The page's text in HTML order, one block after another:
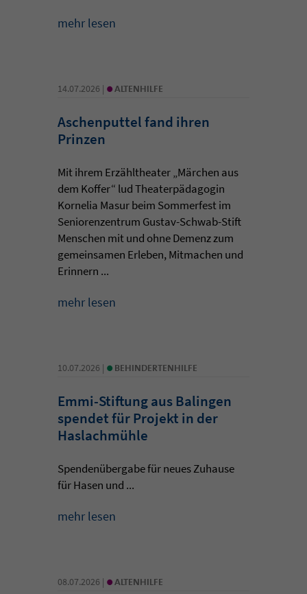
mehr lesen
14.07.2026 | • ALTENHILFE
Aschenputtel fand ihren
Prinzen
Mit ihrem Erzähltheater „Märchen aus
dem Koffer“ lud Theaterpädagogin
Kornelia Masur beim Sommerfest im
Seniorenzentrum Gustav-Schwab-Stift
Menschen mit und ohne Demenz zum
gemeinsamen Erleben, Mitmachen und
Erinnern ...
mehr lesen
10.07.2026 | • BEHINDERTENHILFE
Emmi-Stiftung aus Balingen
spendet für Projekt in der
Haslachmühle
Spendenübergabe für neues Zuhause
für Hasen und ...
mehr lesen
08.07.2026 | • ALTENHILFE